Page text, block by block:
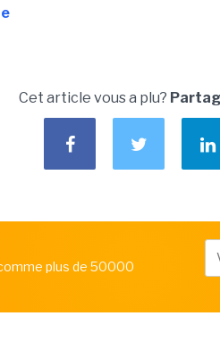
Cet article vous a plu?
plus de 50000